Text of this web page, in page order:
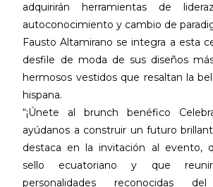
adquirirán herramientas de
autoconocimiento y cambio de
Fausto Altamirano se integra a esta
desfile de moda de sus diseños
hermosos vestidos que resaltan la
hispana.
“¡Únete al brunch benéfico
ayúdanos a construir un futuro
destaca en la invitación al evento,
sello ecuatoriano y que
personalidades reconocidas